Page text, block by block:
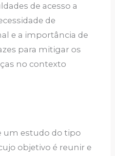
de acesso a
de
e a importância de
para mitigar os
no contexto
um estudo do tipo
objetivo é reunir e